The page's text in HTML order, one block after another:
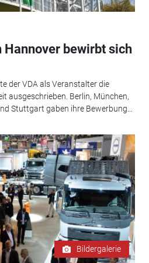
Hannover bewirbt sich
der VDA als Veranstalter die
ausgeschrieben. Berlin, München,
Stuttgart gaben ihre Bewerbung...
Bildergalerie